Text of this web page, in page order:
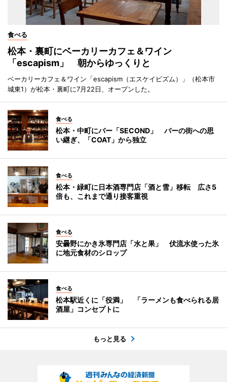
食べる
松本・裏町にベーカリーカフェ＆ワイン
「escapism」 朝からゆっくりと
ベーカリーカフェ＆ワイン「escapism（エスケイピズム）」（松本市
城東1）が松本・裏町に7月22日、オープンした。
食べる
松本・中町にバー「SECOND」 バーの街への思
い継ぎ、「COAT」から独立
食べる
松本・緑町に日本酒専門店「酒と雪」移転 広さ5
倍も、これまで通り接客重視
食べる
安曇野にかき氷専門店「水と果」 伏流水使った氷
に地元食材のシロップ
食べる
松本駅近くに「役満」 「ラーメンも食べられる居
酒屋」コンセプトに
もっと見る